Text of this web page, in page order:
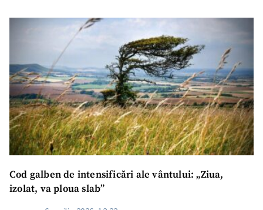
Cod galben de intensificări ale vântului: „Ziua,
izolat, va ploua slab”